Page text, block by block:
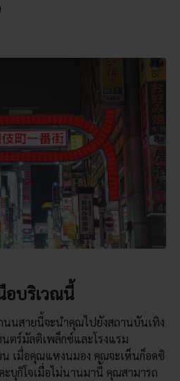
อบริเวณนี้
นนสายนี้จะนำคุณไปยังสถานบันเทิง
ตร์มัลติเพล็กซ์และโรงแรม
น เมื่อคุณแหงนมอง คุณจะเห็นก็อดซิ
ะบุกิโจเมื่อไม่นานมานี้ คุณสามารถ